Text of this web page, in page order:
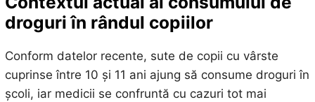
droguri în rândul copiilor
Conform datelor recente, sute de copii cu vârste
cuprinse între 10 și 11 ani ajung să consume droguri în
școli, iar medicii se confruntă cu cazuri tot mai